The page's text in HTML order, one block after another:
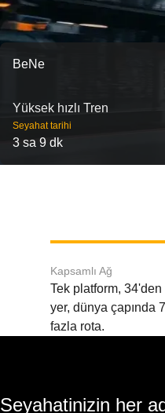
BeNe
Yüksek hızlı Tren
Seyahat tarihi
3 sa 9 dk
Kapsamlı Ağ
Tek platform, 34'den
yer, dünya çapında
fazla rota.
Seyahatinizin her